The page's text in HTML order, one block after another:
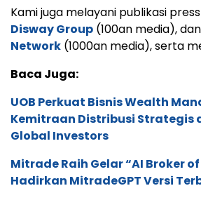
Kami juga melayani publikasi
Disway Group (100an media), dan
Network (1000an media), serta
Baca Juga:
UOB Perkuat Bisnis Wealth
Kemitraan Distribusi Strategis
Global Investors
Mitrade Raih Gelar “AI Broker
Hadirkan MitradeGPT Versi